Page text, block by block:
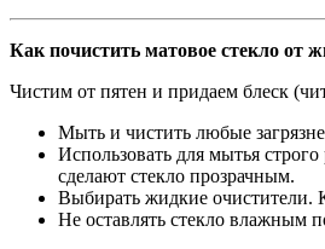
Как почистить матовое стекло от
Чистим от пятен и придаем блеск
Мыть и чистить любые
Использовать для мытья
сделают стекло прозрачным.
Выбирать жидкие очистители.
Не оставлять стекло влажным